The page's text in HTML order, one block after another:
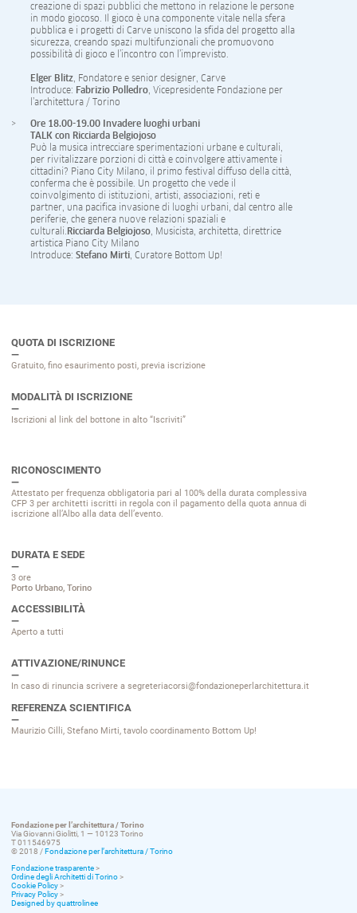
creazione di spazi pubblici che mettono in relazione le persone
in modo giocoso. Il gioco è una componente vitale nella sfera
pubblica e i progetti di Carve uniscono la sfida del progetto alla
sicurezza, creando spazi multifunzionali che promuovono
possibilità di gioco e l’incontro con l’imprevisto.
Elger Blitz, Fondatore e senior designer, Carve
Introduce: Fabrizio Polledro, Vicepresidente Fondazione per
l’architettura / Torino
Ore 18.00-19.00 Invadere luoghi urbani
TALK con Ricciarda Belgiojoso
Può la musica intrecciare sperimentazioni urbane e culturali,
per rivitalizzare porzioni di città e coinvolgere attivamente i
cittadini? Piano City Milano, il primo festival diffuso della città,
conferma che è possibile. Un progetto che vede il
coinvolgimento di istituzioni, artisti, associazioni, reti e
partner, una pacifica invasione di luoghi urbani, dal centro alle
periferie, che genera nuove relazioni spaziali e
culturali. Ricciarda Belgiojoso, Musicista, architetta, direttrice
artistica Piano City Milano
Introduce: Stefano Mirti, Curatore Bottom Up!
QUOTA DI ISCRIZIONE
Gratuito, fino esaurimento posti, previa iscrizione
MODALITÀ DI ISCRIZIONE
Iscrizioni al link del bottone in alto “Iscriviti”
RICONOSCIMENTO
Attestato per frequenza obbligatoria pari al 100% della durata complessiva
CFP 3 per architetti iscritti in regola con il pagamento della quota annua di
iscrizione all’Albo alla data dell’evento.
DURATA E SEDE
3 ore
Porto Urbano, Torino
ACCESSIBILITÀ
Aperto a tutti
ATTIVAZIONE/RINUNCE
In caso di rinuncia scrivere a segreteriacorsi@fondazioneperlarchitettura.it
REFERENZA SCIENTIFICA
Maurizio Cilli, Stefano Mirti, tavolo coordinamento Bottom Up!
Fondazione per l’architettura / Torino
Via Giovanni Giolitti, 1 — 10123 Torino
T 011546975
© 2018 /Fondazione per l’architettura / Torino
Fondazione trasparente>
Ordine degli Architetti di Torino>
Cookie Policy>
Privacy Policy>
Designed by quattrolinee